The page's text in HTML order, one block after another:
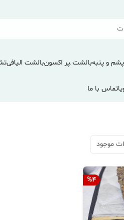
و پنبهبالشت ‍‍‍پر اکسونبالشت الیافی
تماس با ما
موجود
%4